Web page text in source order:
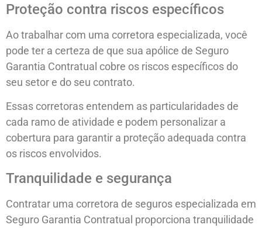
Proteção contra riscos específicos
Ao trabalhar com uma corretora especializada, você
pode ter a certeza de que sua apólice de Seguro
Garantia Contratual cobre os riscos específicos do
seu setor e do seu contrato.
Essas corretoras entendem as particularidades de
cada ramo de atividade e podem personalizar a
cobertura para garantir a proteção adequada contra
os riscos envolvidos.
Tranquilidade e segurança
Contratar uma corretora de seguros especializada em
Seguro Garantia Contratual proporciona tranquilidade